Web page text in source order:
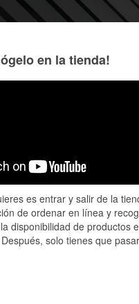
B
en la tienda!
es entrar y salir de la
de ordenar en línea y
disponibilidad de productos
solo tienes que